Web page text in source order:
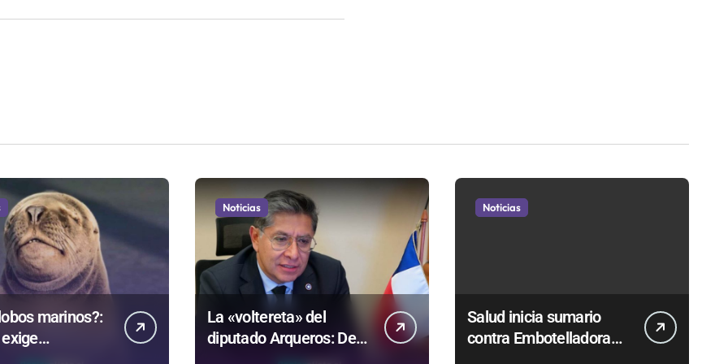
marinos?:
Noticias
La «voltereta» del
diputado Arqueros: De
estar de acuerdo con
Noticias
Salud inicia sumario
contra Embotelladora